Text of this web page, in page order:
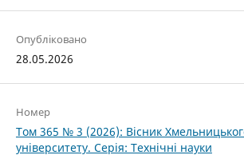
Опубліковано
28.05.2026
Номер
Том 365 № 3 (2026): Вісник
університету. Серія: Технічні науки